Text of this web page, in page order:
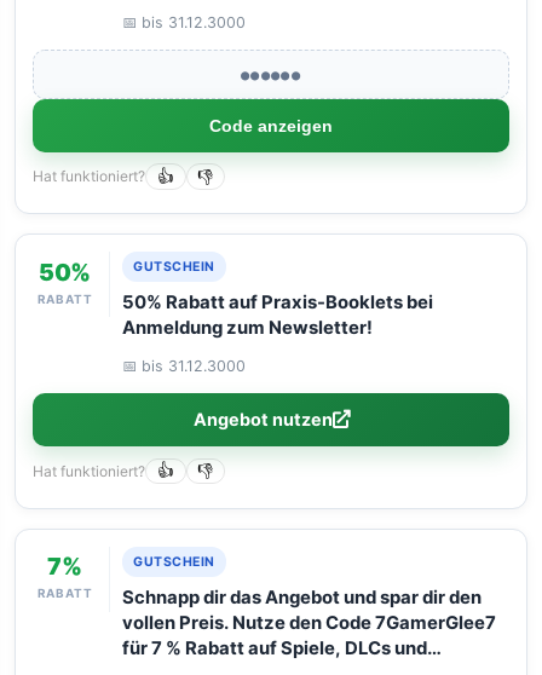
📅 bis 31.12.3000
●●●●●●
Code anzeigen
Hat funktioniert? 👍 👎
50%
RABATT
GUTSCHEIN
50% Rabatt auf Praxis-Booklets bei
Anmeldung zum Newsletter!
📅 bis 31.12.3000
Angebot nutzen
Hat funktioniert? 👍 👎
7%
RABATT
GUTSCHEIN
Schnapp dir das Angebot und spar dir den
vollen Preis. Nutze den Code 7GamerGlee7
für 7 % Rabatt auf Spiele, DLCs und